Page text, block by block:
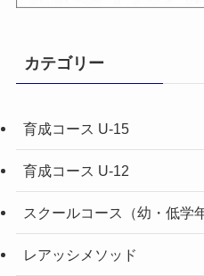
カテゴリー
育成コース U-15
育成コース U-12
スクールコース（幼・低学年
レアッシメソッド